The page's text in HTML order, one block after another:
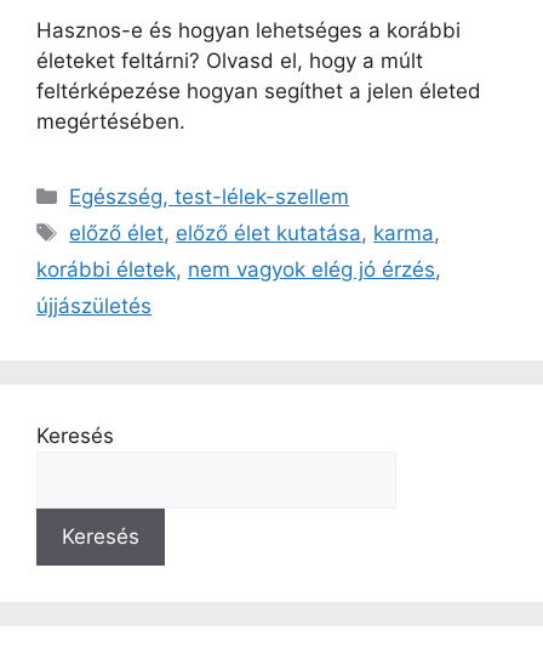
Hasznos-e és hogyan lehetséges a korábbi
életeket feltárni? Olvasd el, hogy a múlt
feltérképezése hogyan segíthet a jelen életed
megértésében.
Egészség, test-lélek-szellem
előző élet, előző élet kutatása, karma,
korábbi életek, nem vagyok elég jó érzés,
újjászületés
Keresés
Keresés